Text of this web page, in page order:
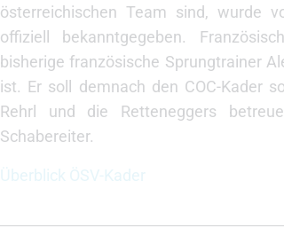
österreichischen Team sind, wurde
offiziell bekanntgegeben.
bisherige französische Sprungtrainer
ist. Er soll demnach den COC-Kader
Rehrl und die Retteneggers
Schabereiter.
Überblick ÖSV-Kader